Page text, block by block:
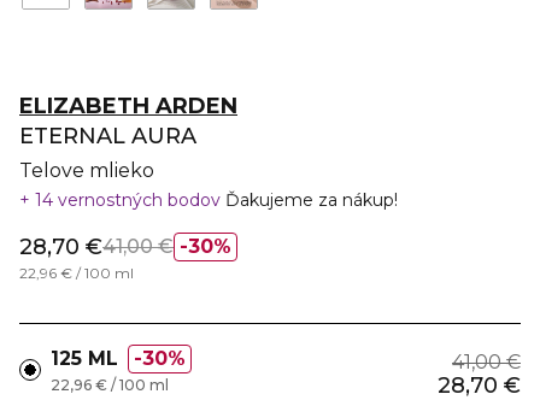
ELIZABETH ARDEN
ETERNAL AURA
Telove mlieko
14 vernostných bodov Ďakujeme za nákup!
30%
28,70 €41,00 €
22,96 € / 100 ml
125 ML 30% 41,00 €
28,70 €
22,96 € / 100 ml